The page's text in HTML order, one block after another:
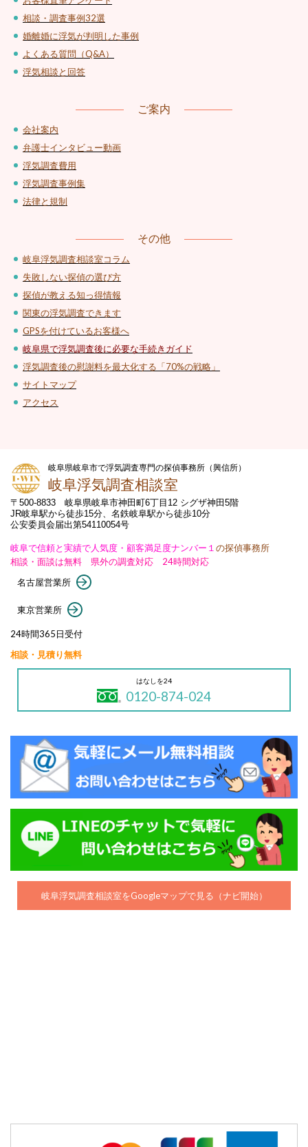
相談・調査事例32選
婚離婚に浮気が判明した事例
よくある質問（Q&A）
浮気相談と回答
ご案内
会社案内
弁護士インタビュー動画
浮気調査費用
浮気調査事例集
法律と規制
その他
岐阜浮気調査相談室コラム
失敗しない探偵の選び方
探偵が教える知っ得情報
関東の浮気調査できます
GPSを付けているお客様へ
岐阜県で浮気調査後に必要な手続きガイド
浮気調査後の慰謝料を最大化する「70%の戦略」
サイトマップ
アクセス
岐阜県岐阜市で浮気調査専門の探偵事務所（興信所）
岐阜浮気調査相談室
〒500-8833 岐阜県岐阜市神田町6丁目12 シグザ神田5階
JR岐阜駅から徒歩15分、名鉄岐阜駅から徒歩10分
公安委員会届出第54110054号
岐阜で信頼と実績で人気度・顧客満足度ナンバー１の探偵事務所
相談・面談は無料 県外の調査対応 24時間対応
名古屋営業所
東京営業所
24時間365日受付
相談・見積り無料
はなしを24
0120-874-024
岐阜浮気調査相談室をGoogleマップで見る（ナビ開始）